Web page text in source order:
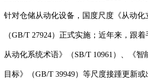
针对仓储从动化设备，国度尺度《从动化
（GB/T 27924）正式实施；近年来，跟
从动化系统术语》（SB/T 10961）、《
目标》（GB/T 39949）等尺度接踵更新